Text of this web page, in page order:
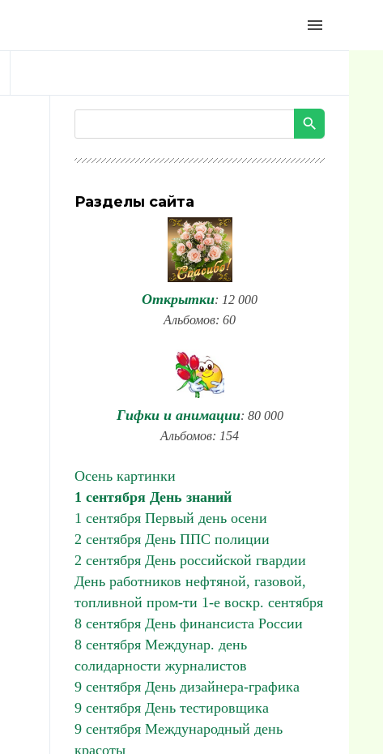
menu
Разделы сайта
Открытки: 12 000
Альбомов: 60
Гифки и анимации: 80 000
Альбомов: 154
Осень картинки
1 сентября День знаний
1 сентября Первый день осени
2 сентября День ППС полиции
2 сентября День российской гвардии
День работников нефтяной, газовой,
топливной пром-ти 1-е воскр. сентября
8 сентября День финансиста России
8 сентября Междунар. день
солидарности журналистов
9 сентября День дизайнера-графика
9 сентября День тестировщика
9 сентября Международный день
красоты